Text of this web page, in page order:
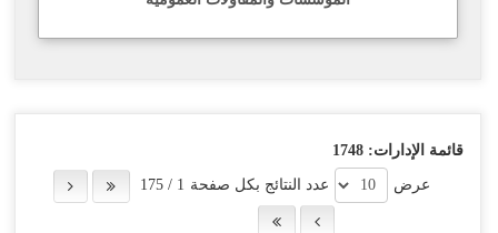
قائمة الإدارات: 1748
عرض
عدد النتائج بكل صفحة 1
/
175